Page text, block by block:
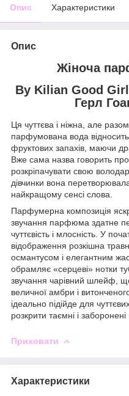
Опис Характеристики
Опис
Жіноча
By Kilian Good Girl
Герл
Ця чуттєва і ніжна, але
парфумована вода
фруктових запахів, маючи
Вже сама назва говорить
розкріпачувати свою
дівчинки вона
найкращому сенсі слова.
Парфумерна композиція
звучання парфюма здатне
чуттєвість і млосність. У
відображення розкішна
османтусом і елегантним
обрамляє «серцеві» нотки
звучання чарівний шлейф,
величної амбри і
ідеально підійде для
розкрити таємні і заборонені
Приховати
Характеристики